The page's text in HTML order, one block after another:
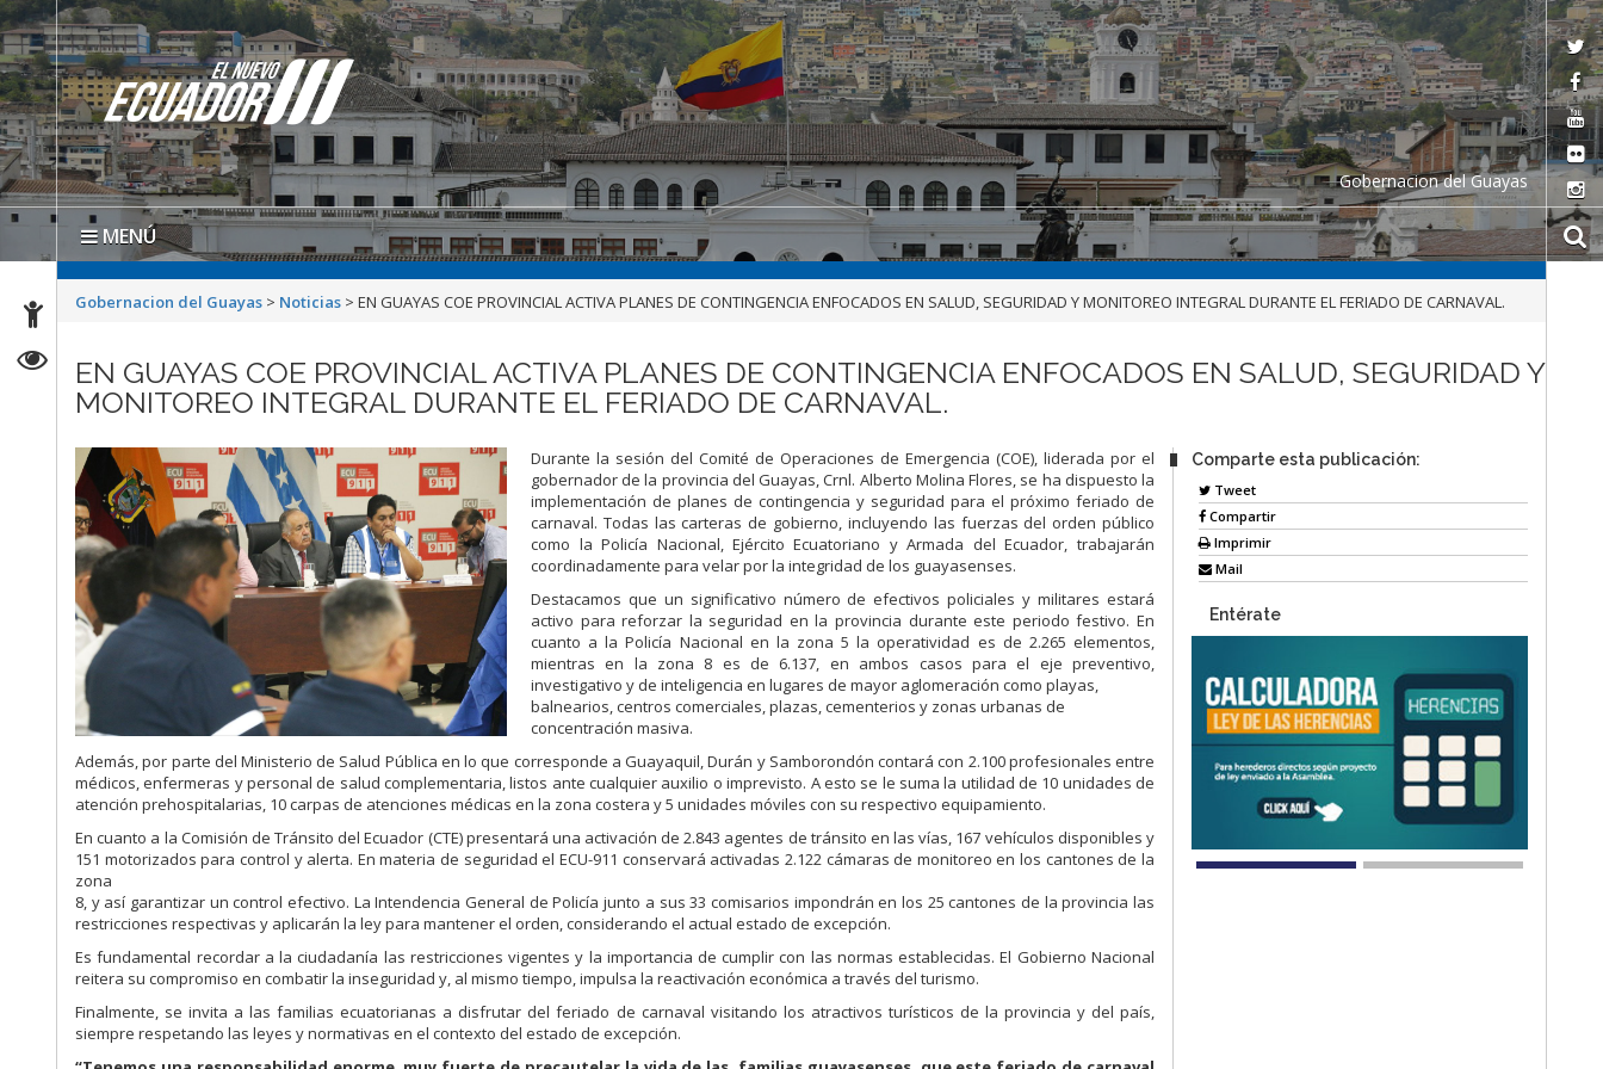
Gobernacion del Guayas
MENÚ
Gobernacion del Guayas > Noticias >EN GUAYAS COE PROVINCIAL ACTIVA PLANES DE CONTINGENCIA ENFOCADOS EN SALUD, SEGURIDAD Y MONITOREO INTEGRAL DURANTE EL FERIADO DE CARNAVAL.
EN GUAYAS COE PROVINCIAL ACTIVA PLANES DE CONTINGENCIA ENFOCADOS EN SALUD, SEGURIDAD Y
MONITOREO INTEGRAL DURANTE EL FERIADO DE CARNAVAL.
Durante la sesión del Comité de Operaciones de Emergencia (COE), liderada por el
gobernador de la provincia del Guayas, Crnl. Alberto Molina Flores, se ha dispuesto la
implementación de planes de contingencia y seguridad para el próximo feriado de
carnaval. Todas las carteras de gobierno, incluyendo las fuerzas del orden público
como la Policía Nacional, Ejército Ecuatoriano y Armada del Ecuador, trabajarán
coordinadamente para velar por la integridad de los guayasenses.
Destacamos que un significativo número de efectivos policiales y militares estará
activo para reforzar la seguridad en la provincia durante este periodo festivo. En
cuanto a la Policía Nacional en la zona 5 la operatividad es de 2.265 elementos,
mientras en la zona 8 es de 6.137, en ambos casos para el eje preventivo,
investigativo y de inteligencia en lugares de mayor aglomeración como playas,
balnearios, centros comerciales, plazas, cementerios y zonas urbanas de
concentración masiva.
Además, por parte del Ministerio de Salud Pública en lo que corresponde a Guayaquil, Durán y Samborondón contará con 2.100 profesionales entre
médicos, enfermeras y personal de salud complementaria, listos ante cualquier auxilio o imprevisto. A esto se le suma la utilidad de 10 unidades de
atención prehospitalarias, 10 carpas de atenciones médicas en la zona costera y 5 unidades móviles con su respectivo equipamiento.
En cuanto a la Comisión de Tránsito del Ecuador (CTE) presentará una activación de 2.843 agentes de tránsito en las vías, 167 vehículos disponibles y
151 motorizados para control y alerta. En materia de seguridad el ECU-911 conservará activadas 2.122 cámaras de monitoreo en los cantones de la
zona
8, y así garantizar un control efectivo. La Intendencia General de Policía junto a sus 33 comisarios impondrán en los 25 cantones de la provincia las
restricciones respectivas y aplicarán la ley para mantener el orden, considerando el actual estado de excepción.
Es fundamental recordar a la ciudadanía las restricciones vigentes y la importancia de cumplir con las normas establecidas. El Gobierno Nacional
reitera su compromiso en combatir la inseguridad y, al mismo tiempo, impulsa la reactivación económica a través del turismo.
Finalmente, se invita a las familias ecuatorianas a disfrutar del feriado de carnaval visitando los atractivos turísticos de la provincia y del país,
siempre respetando las leyes y normativas en el contexto del estado de excepción.
Comparte esta publicación:
Tweet
Compartir
Imprimir
Mail
Entérate